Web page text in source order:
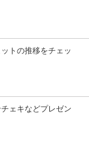
トの推移をチェッ
ェキなどプレゼン